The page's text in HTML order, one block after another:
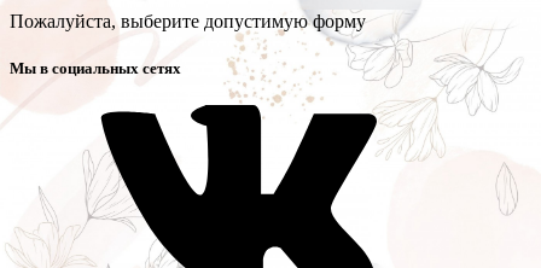
Пожалуйста, выберите допустимую форму
Мы в социальных сетях